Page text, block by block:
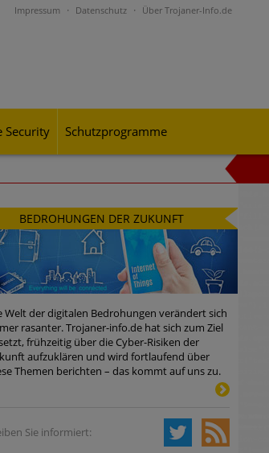
Impressum Datenschutz Über Trojaner-Info.de
Security Schutzprogramme
Engineering-Betrugsmaschen und
– was CISOs jetzt für
dürfen Bedrohungspotential nicht
BEDROHUNGEN DER ZUKUNFT
Welt der digitalen Bedrohungen verändert sich
rasanter. Trojaner-info.de hat sich zum Ziel
frühzeitig über die Cyber-Risiken der
aufzuklären und wird fortlaufend über
Themen berichten – das kommt auf uns zu.
Sie informiert: